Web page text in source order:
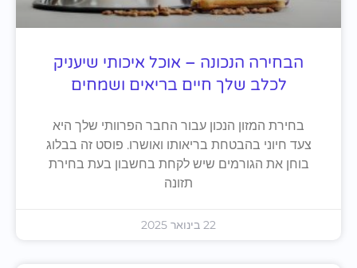
הבחירה הנכונה – אוכל איכותי שיעניק
לכלב שלך חיים בריאים ושמחים
בחירת המזון הנכון עבור החבר הפרוותי שלך היא
צעד חיוני בהבטחת בריאותו ואושרו. פוסט זה בבלוג
בוחן את הגורמים שיש לקחת בחשבון בעת בחירת
תזונה
22 בינואר 2025